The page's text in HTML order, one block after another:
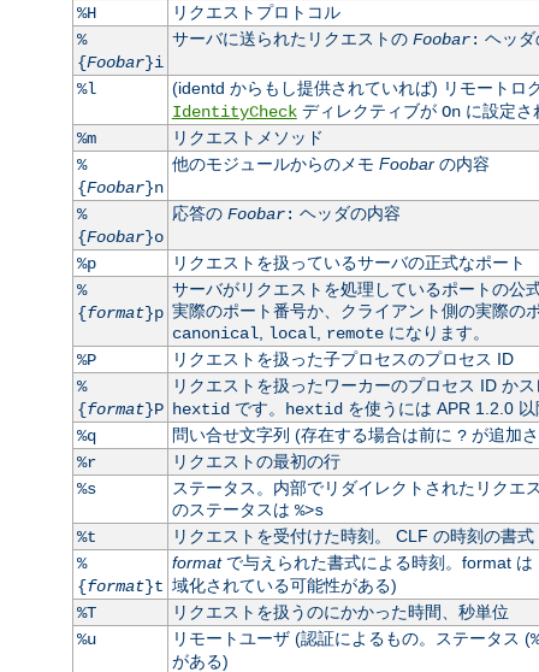
%H
リクエストプロトコル
%
{Foobar}i
サーバに送られたリクエストの Foobar: ヘッ
%l
(identd からもし提供されていれば) リモートロ
IdentityCheckディレクティブが Onに設定さ
%m
リクエストメソッド
%
{Foobar}n
他のモジュールからのメモ Foobarの内容
%
{Foobar}o
応答の Foobar: ヘッダの内容
%p
リクエストを扱っているサーバの正式なポート
%
{format}p
サーバがリクエストを処理しているポートの公
実際のポート番号か、クライアント側の実際の
canonical local remoteになります。
%P
リクエストを扱った子プロセスのプロセス ID
%
{format}P
リクエストを扱ったワーカーのプロセス ID か
hextidです。 hextidを使うには APR 1.2.0 以
%q
問い合せ文字列 (存在する場合は前に ?が追加
%r
リクエストの最初の行
%s
ステータス。内部でリダイレクトされたリク
のステータスは %>s
%t
リクエストを受付けた時刻。 CLF の時刻の書
%
{format}t
formatで与えられた書式による時刻。format は
域化されている可能性がある)
%T
リクエストを扱うのにかかった時間、秒単位
%u
リモートユーザ (認証によるもの。ステータス (
がある)